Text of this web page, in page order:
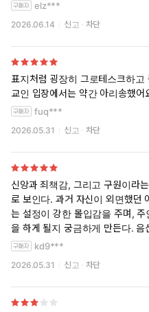
elz***
2026.06.14 신고 차단
표지처럼 굉장히 그로테스크하고
교인 입장에서는 약간 아리송했
fuq***
2026.05.31 신고 차단
신앙과 죄책감, 그리고 구원이라
로 보인다. 과거 자신이 외면했던
는 설정이 강한 몰입감을 주며, 주
을 하게 될지 궁금하게 만든다. 음
진 심리 스릴러의 매력이 기대된다.
kd9***
2026.05.31 신고 차단